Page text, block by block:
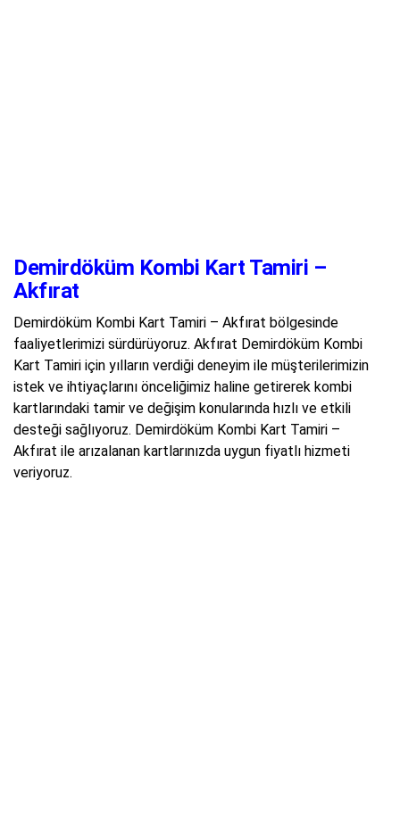
Demirdöküm Kombi Kart Tamiri –
Akfırat
Demirdöküm Kombi Kart Tamiri – Akfırat bölgesinde
faaliyetlerimizi sürdürüyoruz. Akfırat Demirdöküm Kombi
Kart Tamiri için yılların verdiği deneyim ile müşterilerimizin
istek ve ihtiyaçlarını önceliğimiz haline getirerek kombi
kartlarındaki tamir ve değişim konularında hızlı ve etkili
desteği sağlıyoruz. Demirdöküm Kombi Kart Tamiri –
Akfırat ile arızalanan kartlarınızda uygun fiyatlı hizmeti
veriyoruz.